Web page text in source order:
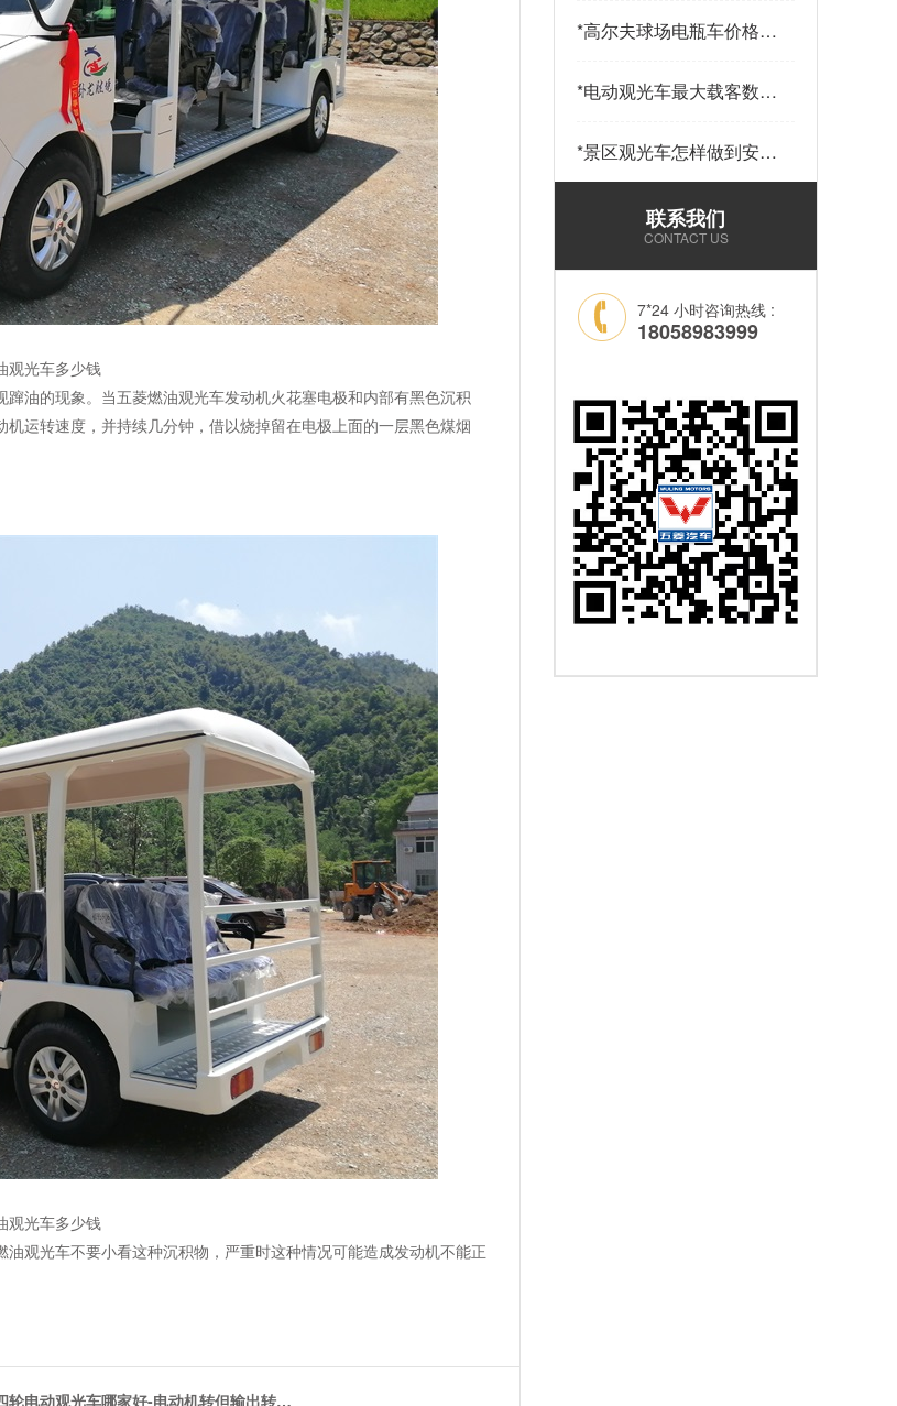
观光车多少钱
油的现象。当五菱燃油观光车发动机火花塞电极和内部有黑色沉积
运转速度，并持续几分钟，借以烧掉留在电极上面的一层黑色煤烟
观光车多少钱
观光车不要小看这种沉积物，严重时这种情况可能造成发动机不能正
轮电动观光车哪家好-电动机转但输出转矩
菱]…
*高尔夫球场电瓶车价格多
球车[五菱]…
*电动观光车最大载客数是
上道路牌吗？[五菱]…
*景区观光车怎样做到安全
行驶？-观光车时速多
少？[五菱]…联系我们
CONTACT US
7*24 小时咨询热线 :
18058983999